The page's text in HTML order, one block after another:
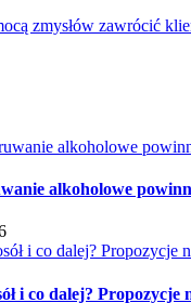
zmysłów zawrócić
alkoholowe
i co dalej? Propozycje